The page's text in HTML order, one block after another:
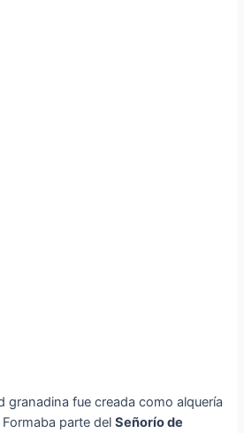
granadina fue creada como alquería
parte delSeñorío de